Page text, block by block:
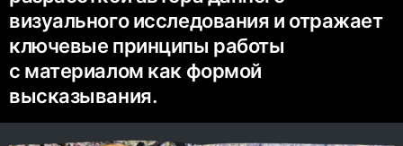
визуального исследования и отражает
ключевые принципы работы
с материалом как формой
высказывания.